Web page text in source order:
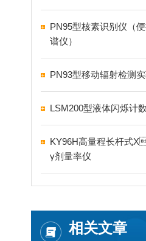
PN95型核素识别仪（
谱仪）
PN93型移动辐射检测
LSM200型液体闪烁计
KY96H高量程长杆式
γ剂量率仪
相关文章